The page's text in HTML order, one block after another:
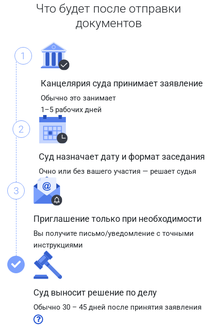
Что будет после отправки
документов
1
Канцелярия суда принимает заявление
Обычно это занимает
1–5 рабочих дней
2
Суд назначает дату и формат заседания
Очно или без вашего участия — решает судья
3
Приглашение только при необходимости
Вы получите письмо/уведомление с точными
инструкциями
Суд выносит решение по делу
Обычно 30 – 45 дней после принятия заявления